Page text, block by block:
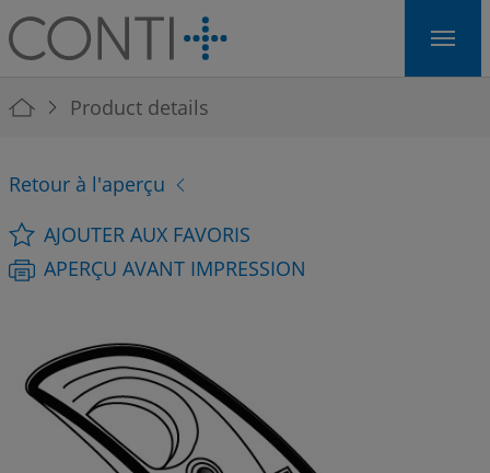
Skip to main navigation
Skip to main content
Skip to page footer
You are here:
Product details
Retour à l'aperçu
AJOUTER AUX FAVORIS
APERÇU AVANT IMPRESSION